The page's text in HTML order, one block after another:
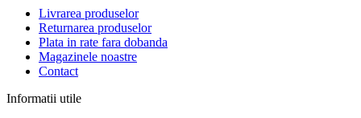
Livrarea produselor
Returnarea produselor
Plata in rate fara dobanda
Magazinele noastre
Contact
Informatii utile